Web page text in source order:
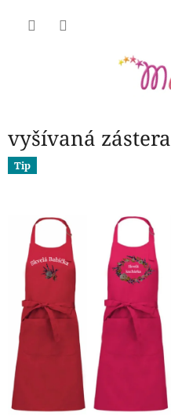
vyšívaná zástera
Tip